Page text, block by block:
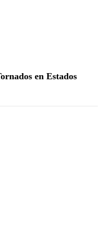
en Estados